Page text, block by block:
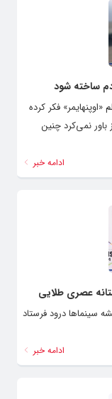
ساخته شود
فکر کرده
باور نمی‌کرد چنین
ادامه خبر
عصری طلایی
سینماها درود ‌فرستاد
ادامه خبر